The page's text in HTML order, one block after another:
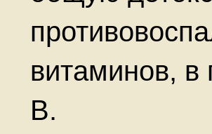
витаминов, в
В.